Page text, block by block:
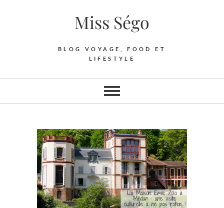
Miss Ségo
BLOG VOYAGE, FOOD ET
LIFESTYLE